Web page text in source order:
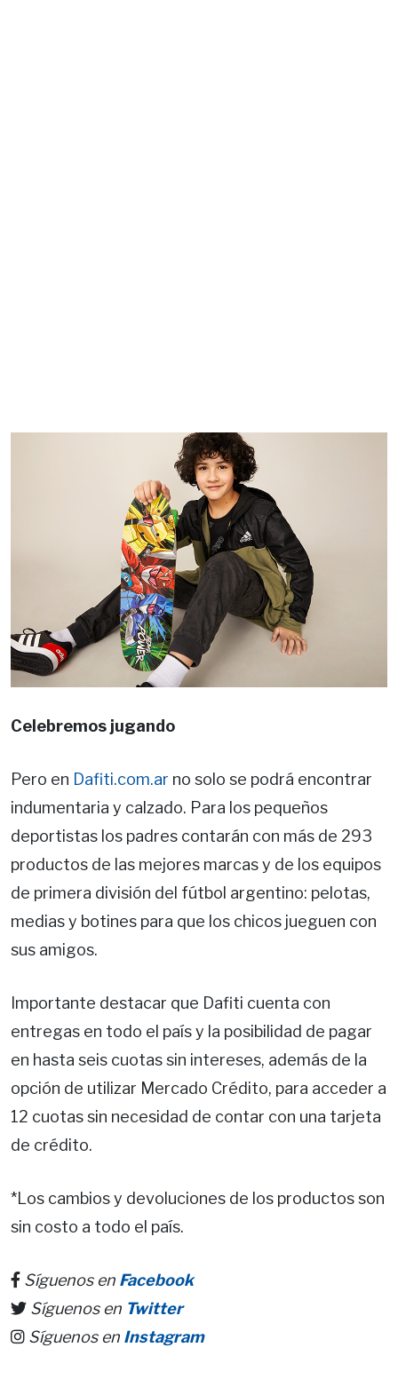
Celebremos jugando
Pero en Dafiti.com.ar no solo se podrá encontrar
indumentaria y calzado. Para los pequeños
deportistas los padres contarán con más de 293
productos de las mejores marcas y de los equipos
de primera división del fútbol argentino: pelotas,
medias y botines para que los chicos jueguen con
sus amigos.
Importante destacar que Dafiti cuenta con
entregas en todo el país y la posibilidad de pagar
en hasta seis cuotas sin intereses, además de la
opción de utilizar Mercado Crédito, para acceder a
12 cuotas sin necesidad de contar con una tarjeta
de crédito.
*Los cambios y devoluciones de los productos son
sin costo a todo el país.
Síguenos en Facebook
Síguenos en Twitter
Síguenos en Instagram